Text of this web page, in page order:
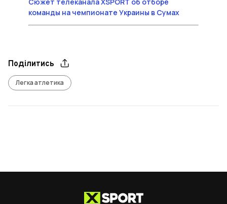
команды на чемпионате Украины в Сумах
Поділитись
Легка атлетика